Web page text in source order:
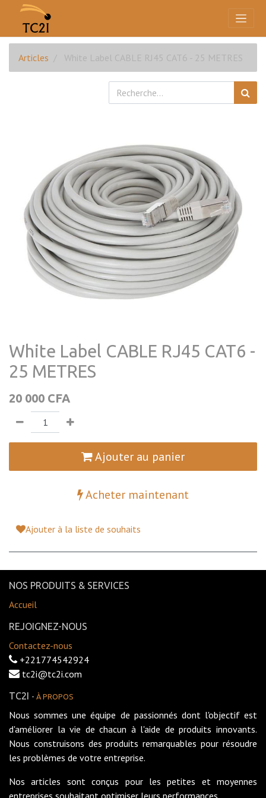
Articles White Label CABLE RJ45 CAT6 - 25 METRES
White Label CABLE RJ45 CAT6 -
25 METRES
20 000 CFA
Ajouter au panier
Acheter maintenant
Ajouter à la liste de souhaits
NOS PRODUITS & SERVICES
Accueil
REJOIGNEZ-NOUS
Contactez-nous
+221774542924
tc2i@tc2i.com
TC2I - À PROPOS
Nous sommes une équipe de passionnés dont l'objectif est
d'améliorer la vie de chacun à l'aide de produits innovants.
Nous construisons des produits remarquables pour résoudre
les problèmes de votre entreprise.
Nos articles sont conçus pour les petites et moyennes
entreprises souhaitant optimiser leurs performances.